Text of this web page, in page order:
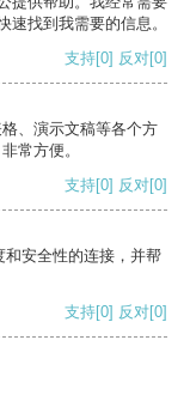
找到我需要的信息。
支持[0] 反对[0]
、演示文稿等各个方
常方便。
支持[0] 反对[0]
安全性的连接，并帮
支持[0] 反对[0]